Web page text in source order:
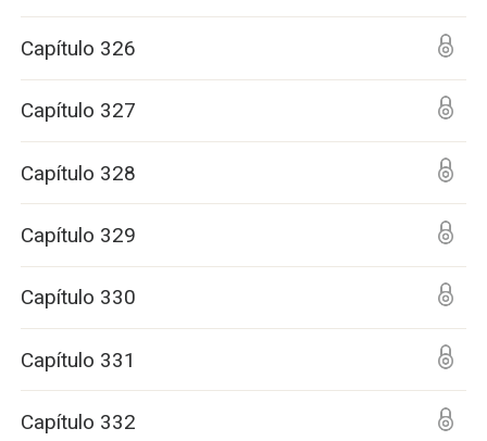
Capítulo 326
Capítulo 327
Capítulo 328
Capítulo 329
Capítulo 330
Capítulo 331
Capítulo 332